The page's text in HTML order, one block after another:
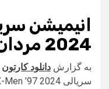
2024 مردان ایکس 97
به گزارش دانلود کارتون